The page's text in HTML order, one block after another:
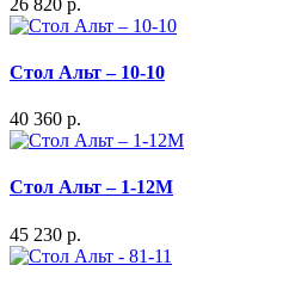
Стол Альт – 10-10
40 360 р.
Стол Альт – 1-12М
45 230 р.